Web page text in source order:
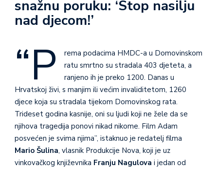
snažnu poruku: ‘Stop nasilju
nad djecom!’
“P
rema podacima HMDC-a u Domovinskom
ratu smrtno su stradala 403 djeteta, a
ranjeno ih je preko 1200. Danas u
Hrvatskoj živi, s manjim ili većim invaliditetom, 1260
djece koja su stradala tijekom Domovinskog rata.
Trideset godina kasnije, oni su ljudi koji ne žele da se
njihova tragedija ponovi nikad nikome. Film Adam
posvećen je svima njima”, istaknuo je redatelj filma
Mario Šulina, vlasnik Produkcije Nova, koji je uz
vinkovačkog književnika Franju Nagulova i jedan od